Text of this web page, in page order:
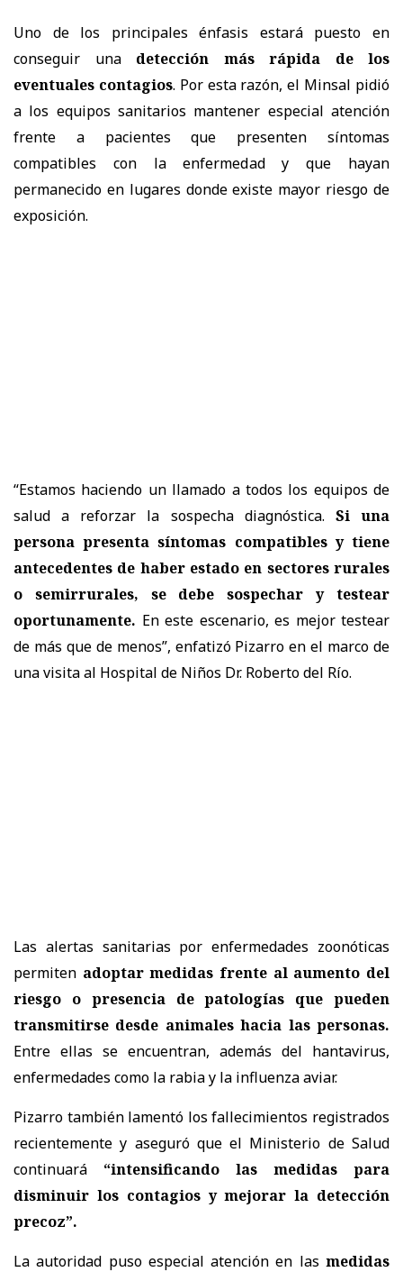
Uno de los principales énfasis estará puesto en
conseguir una detección más rápida de los
eventuales contagios. Por esta razón, el Minsal pidió
a los equipos sanitarios mantener especial atención
frente a pacientes que presenten síntomas
compatibles con la enfermedad y que hayan
permanecido en lugares donde existe mayor riesgo de
exposición.
“Estamos haciendo un llamado a todos los equipos de
salud a reforzar la sospecha diagnóstica. Si una
persona presenta síntomas compatibles y tiene
antecedentes de haber estado en sectores rurales
o semirrurales, se debe sospechar y testear
oportunamente. En este escenario, es mejor testear
de más que de menos”, enfatizó Pizarro en el marco de
una visita al Hospital de Niños Dr. Roberto del Río.
Las alertas sanitarias por enfermedades zoonóticas
permiten adoptar medidas frente al aumento del
riesgo o presencia de patologías que pueden
transmitirse desde animales hacia las personas.
Entre ellas se encuentran, además del hantavirus,
enfermedades como la rabia y la influenza aviar.
Pizarro también lamentó los fallecimientos registrados
recientemente y aseguró que el Ministerio de Salud
continuará “intensificando las medidas para
disminuir los contagios y mejorar la detección
precoz”.
La autoridad puso especial atención en las medidas